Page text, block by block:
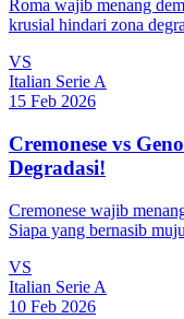
Roma wajib menang
krusial hindari zona
VS
Italian Serie A
15 Feb 2026
Cremonese vs
Degradasi!
Cremonese wajib
Siapa yang bernasib
VS
Italian Serie A
10 Feb 2026